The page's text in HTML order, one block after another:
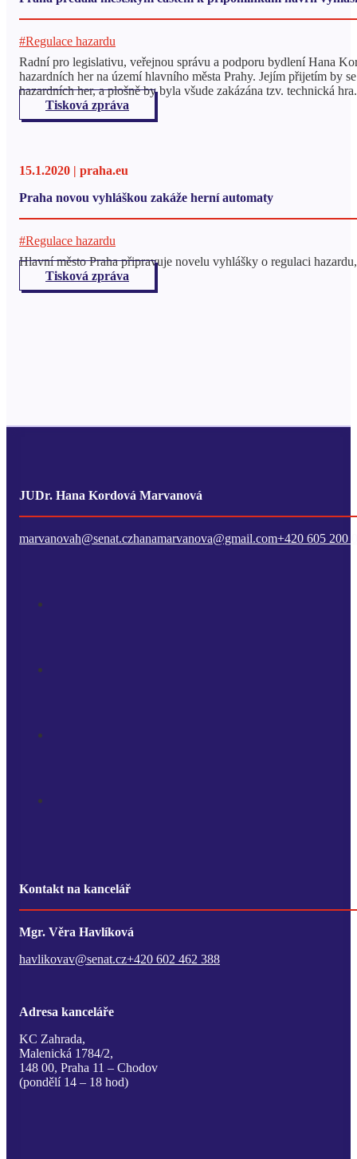
#Regulace hazardu
Radní pro legislativu, veřejnou správu a podporu bydlení Hana
hazardních her na území hlavního města Prahy. Jejím přijetím by
hazardních her, a plošně by byla všude zakázána tzv. technická hra.
Tisková zpráva
15.1.2020 | praha.eu
Praha novou vyhláškou zakáže herní automaty
#Regulace hazardu
Hlavní město Praha připravuje novelu vyhlášky o regulaci
Tisková zpráva
JUDr. Hana Kordová Marvanová
marvanovah@senat.czhanamarvanova@gmail.com+420 605 200
Kontakt na kancelář
Mgr. Věra Havlíková
havlikovav@senat.cz+420 602 462 388
Adresa kanceláře
KC Zahrada,
Malenická 1784/2,
148 00, Praha 11 – Chodov
(pondělí 14 – 18 hod)